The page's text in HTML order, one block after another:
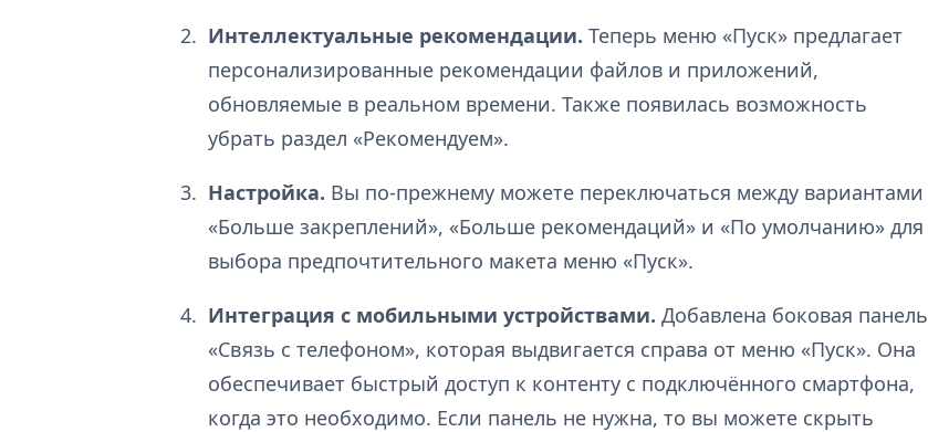
Интеллектуальные рекомендации. Теперь меню «Пуск» предлагает
персонализированные рекомендации файлов и приложений,
обновляемые в реальном времени. Также появилась возможность
убрать раздел «Рекомендуем».
Настройка. Вы по-прежнему можете переключаться между вариантами
«Больше закреплений», «Больше рекомендаций» и «По умолчанию» для
выбора предпочтительного макета меню «Пуск».
Интеграция с мобильными устройствами. Добавлена боковая панель
«Связь с телефоном», которая выдвигается справа от меню «Пуск». Она
обеспечивает быстрый доступ к контенту с подключённого смартфона,
когда это необходимо. Если панель не нужна, то вы можете скрыть